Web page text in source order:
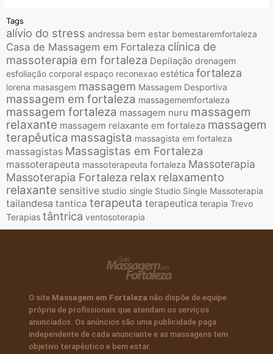
Tags
alívio do stress andressa bem estar bemestaremfortaleza
Casa de Massagem em Fortaleza clínica de
massoterapia em fortaleza Depilação drenagem
esfoliação corporal espaço reconexao estética fortaleza
lorena masasgem massagem Massagem Desportiva
massagem em fortaleza massagememfortaleza
massagem fortaleza massagem nuru massagem
relaxante massagem relaxante em fortaleza massagem
terapêutica massagista massagista em fortaleza
massagistas Massagistas em Fortaleza
massoterapeuta massoterapeuta fortaleza Massoterapia
Massoterapia Fortaleza relax relaxamento
relaxante sensitive studio single Studio Single Massoterapia
tailandesa tantica terapeuta terapeutica terapia Trevo
Terapias tântrica ventosoterapia
O site Massagem em Fortaleza não dispõe de equipe
própria de profissionais que atendam os serviços
anunciados. Os anúncios são uma publicidade paga
independente de cada anunciante e as massagens tem
objetivo terapêutico e bem estar.